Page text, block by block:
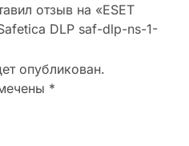
отзыв на «ESET
DLP saf-dlp-ns-1-
опубликован.
*